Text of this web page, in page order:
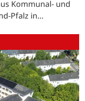
Kommunal- und
Pfalz in…